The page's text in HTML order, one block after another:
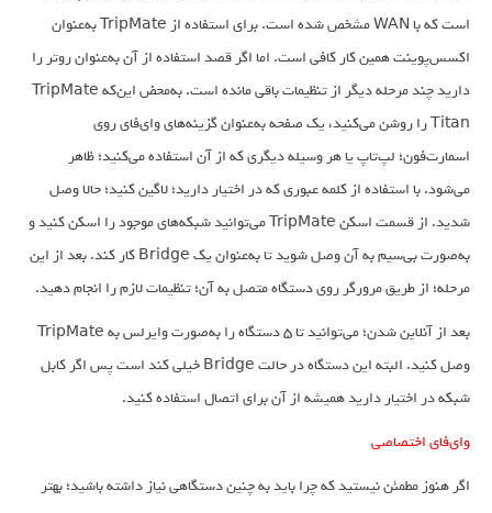
است که با WAN مشخص شده است. برای استفاده از TripMate به‌عنوان
اکسس‌پوینت همین کار کافی است. اما اگر قصد استفاده از آن به‌عنوان روتر را
دارید چند مرحله دیگر از تنظیمات باقی مانده است. به‌محض این‌که TripMate
Titan را روشن می‌کنید، یک صفحه به‌عنوان گزینه‌های وای‌فای روی
اسمارت‌فون؛ لپ‌تاپ یا هر وسیله دیگری که از آن استفاده می‌کنید؛ ظاهر
می‌شود. با استفاده از کلمه عبوری که در اختیار دارید؛ لاگین کنید؛ حالا وصل
شدید. از قسمت اسکن TripMate می‌توانید شبکه‌های موجود را اسکن کنید و
به‌صورت بی‌سیم به آن وصل شوید تا به‌عنوان یک Bridge کار کند. بعد از این
مرحله؛ از طریق مرورگر روی دستگاه متصل به آن؛ تنظیمات لازم را انجام دهید.
بعد از آنلاین شدن؛ می‌توانید تا ۵ دستگاه را به‌صورت وایرلس به TripMate
وصل کنید. البته این دستگاه در حالت Bridge خیلی کند است پس اگر کابل
شبکه در اختیار دارید همیشه از آن برای اتصال استفاده کنید.
وای‌فای اختصاصی
اگر هنوز مطمئن نیستید که چرا باید به چنین دستگاهی نیاز داشته باشید؛ بهتر